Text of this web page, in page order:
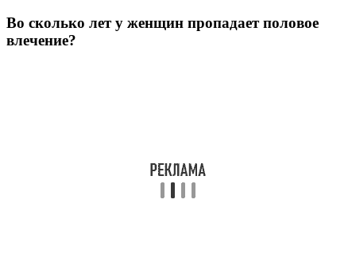
Во сколько лет у женщин пропадает половое
влечение?